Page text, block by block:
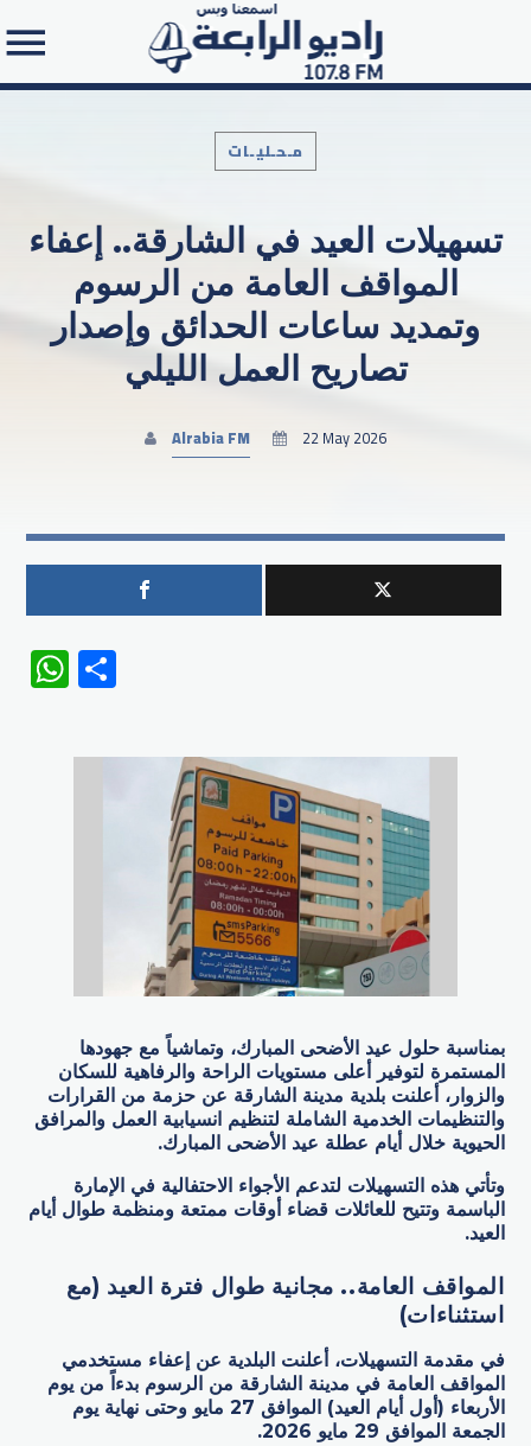
Search in the website:
مـحـليـات
تسهيلات العيد في الشارقة.. إعفاء
المواقف العامة من الرسوم
وتمديد ساعات الحدائق وإصدار
تصاريح العمل الليلي
Alrabia FM 22 May 2026
WhatsApp
بمناسبة حلول عيد الأضحى المبارك، وتماشياً مع جهودها
المستمرة لتوفير أعلى مستويات الراحة والرفاهية للسكان
والزوار، أعلنت بلدية مدينة الشارقة عن حزمة من القرارات
والتنظيمات الخدمية الشاملة لتنظيم انسيابية العمل والمرافق
الحيوية خلال أيام عطلة عيد الأضحى المبارك.
وتأتي هذه التسهيلات لتدعم الأجواء الاحتفالية في الإمارة
الباسمة وتتيح للعائلات قضاء أوقات ممتعة ومنظمة طوال أيام
العيد.
المواقف العامة.. مجانية طوال فترة العيد (مع
استثناءات)
في مقدمة التسهيلات، أعلنت البلدية عن إعفاء مستخدمي
المواقف العامة في مدينة الشارقة من الرسوم بدءاً من يوم
الأربعاء (أول أيام العيد) الموافق 27 مايو وحتى نهاية يوم
الجمعة الموافق 29 مايو 2026.